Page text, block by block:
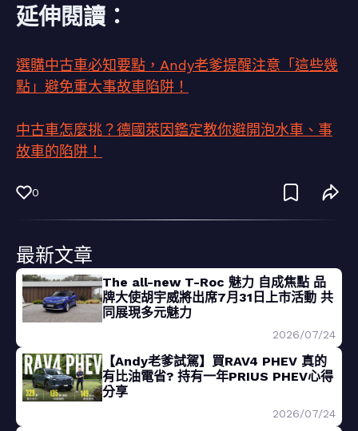
延伸閱讀：
選購中古車必知要點，Andy老爹提醒注意「這些幾
點」避免重大事故車陷阱！
中古車怎麼挑？德國萊因鑑定教你避開泡水車、事
故車的陷阱！
0
最新文章
The all-new T-Roc 魅力 自成焦點 品
牌大使胡宇威將出席7月31日上市活動 共
同展現多元魅力
2026/07/24
【Andy老爹試駕】買RAV4 PHEV 真的
有比油電省? 持有一年PRIUS PHEV心得
分享
2026/07/24